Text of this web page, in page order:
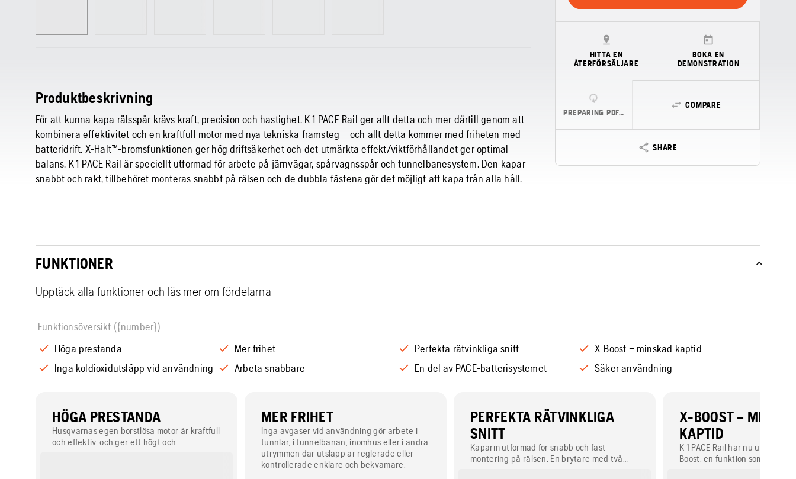
Produktbeskrivning
För att kunna kapa rälsspår krävs kraft, precision och hastighet. K 1 PACE Rail ger allt detta och mer därtill genom att
kombinera effektivitet och en kraftfull motor med nya tekniska framsteg – och allt detta kommer med friheten med
batteridrift. X-Halt™-bromsfunktionen ger hög driftsäkerhet och det utmärkta effekt/viktförhållandet ger optimal
balans. K 1 PACE Rail är speciellt utformad för arbete på järnvägar, spårvagnsspår och tunnelbanesystem. Den kapar
snabbt och rakt, tillbehöret monteras snabbt på rälsen och de dubbla fästena gör det möjligt att kapa från alla håll.
HITTA EN
ÅTERFÖRSÄLJARE
BOKA EN
DEMONSTRATION
PREPARING PDF…
COMPARE
SHARE
FUNKTIONER
Upptäck alla funktioner och läs mer om fördelarna
Funktionsöversikt ({number})
Höga prestanda
Mer frihet Perfekta rätvinkliga snitt
X-Boost – minskad kaptid
Inga koldioxidutsläpp vid användning
Arbeta snabbare En del av PACE-batterisystemet Säker användning
HÖGA PRESTANDA
Husqvarnas egen borstlösa motor är kraftfull
och effektiv, och ger ett högt och
MER FRIHET
Inga avgaser vid användning gör arbete i
tunnlar, i tunnelbanan, inomhus eller i andra
utrymmen där utsläpp är reglerade eller
kontrollerade enklare och bekvämare.
PERFEKTA RÄTVINKLIGA
SNITT
Kaparm utformad för snabb och fast
montering på rälsen. En brytare med två
X-BOOST –
KAPTID
K 1 PACE Rail har nu
Boost, en funktion som